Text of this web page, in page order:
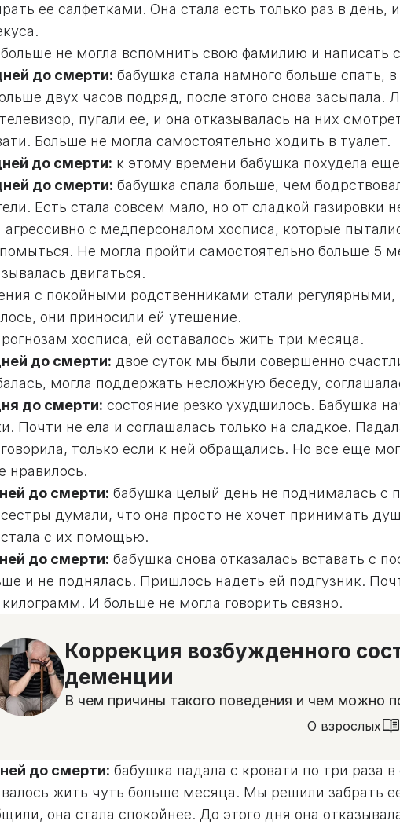
ее салфетками. Она стала есть только раз в день,
не могла вспомнить свою фамилию и написать
до смерти: бабушка стала намного больше спать,
двух часов подряд, после этого снова засыпала.
пугали ее, и она отказывалась на них
Больше не могла самостоятельно ходить в туалет.
до смерти: к этому времени бабушка похудела
до смерти: бабушка спала больше, чем
Есть стала совсем мало, но от сладкой газировки
агрессивно с медперсоналом хосписа, которые
Не могла пройти самостоятельно больше 5
двигаться.
с покойными родственниками стали регулярными,
они приносили ей утешение.
хосписа, ей оставалось жить три месяца.
до смерти: двое суток мы были совершенно
могла поддержать несложную беседу,
до смерти: состояние резко ухудшилось. Бабушка
Почти не ела и соглашалась только на сладкое.
только если к ней обращались. Но все еще
нравилось.
до смерти: бабушка целый день не поднималась с
думали, что она просто не хочет принимать
с их помощью.
до смерти: бабушка снова отказалась вставать с
и не поднялась. Пришлось надеть ей подгузник.
килограмм. И больше не могла говорить связно.
Коррекция возбужденного
деменции
В чем причины такого поведения и чем можно
О взрослых
до смерти: бабушка падала с кровати по три раза
жить чуть больше месяца. Мы решили забрать
она стала спокойнее. До этого дня она